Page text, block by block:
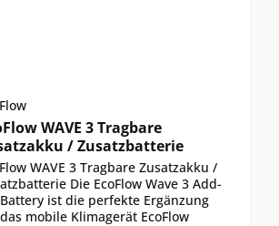
WAVE 3 Tragbare
/ Zusatzbatterie
WAVE 3 Tragbare Zusatzakku /
Die EcoFlow Wave 3 Add-
ist die perfekte Ergänzung
mobile Klimagerät EcoFlow